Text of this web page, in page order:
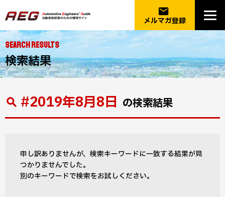
email
メルマガ登録
SEARCH RESULTS
検索結果
#2019年8月8日 の検索結果
申し訳ありませんが、検索キーワードに一致する結果が見
つかりませんでした。
別のキーワードで検索をお試しください。